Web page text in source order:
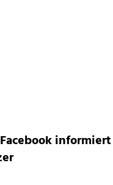
Facebook informiert